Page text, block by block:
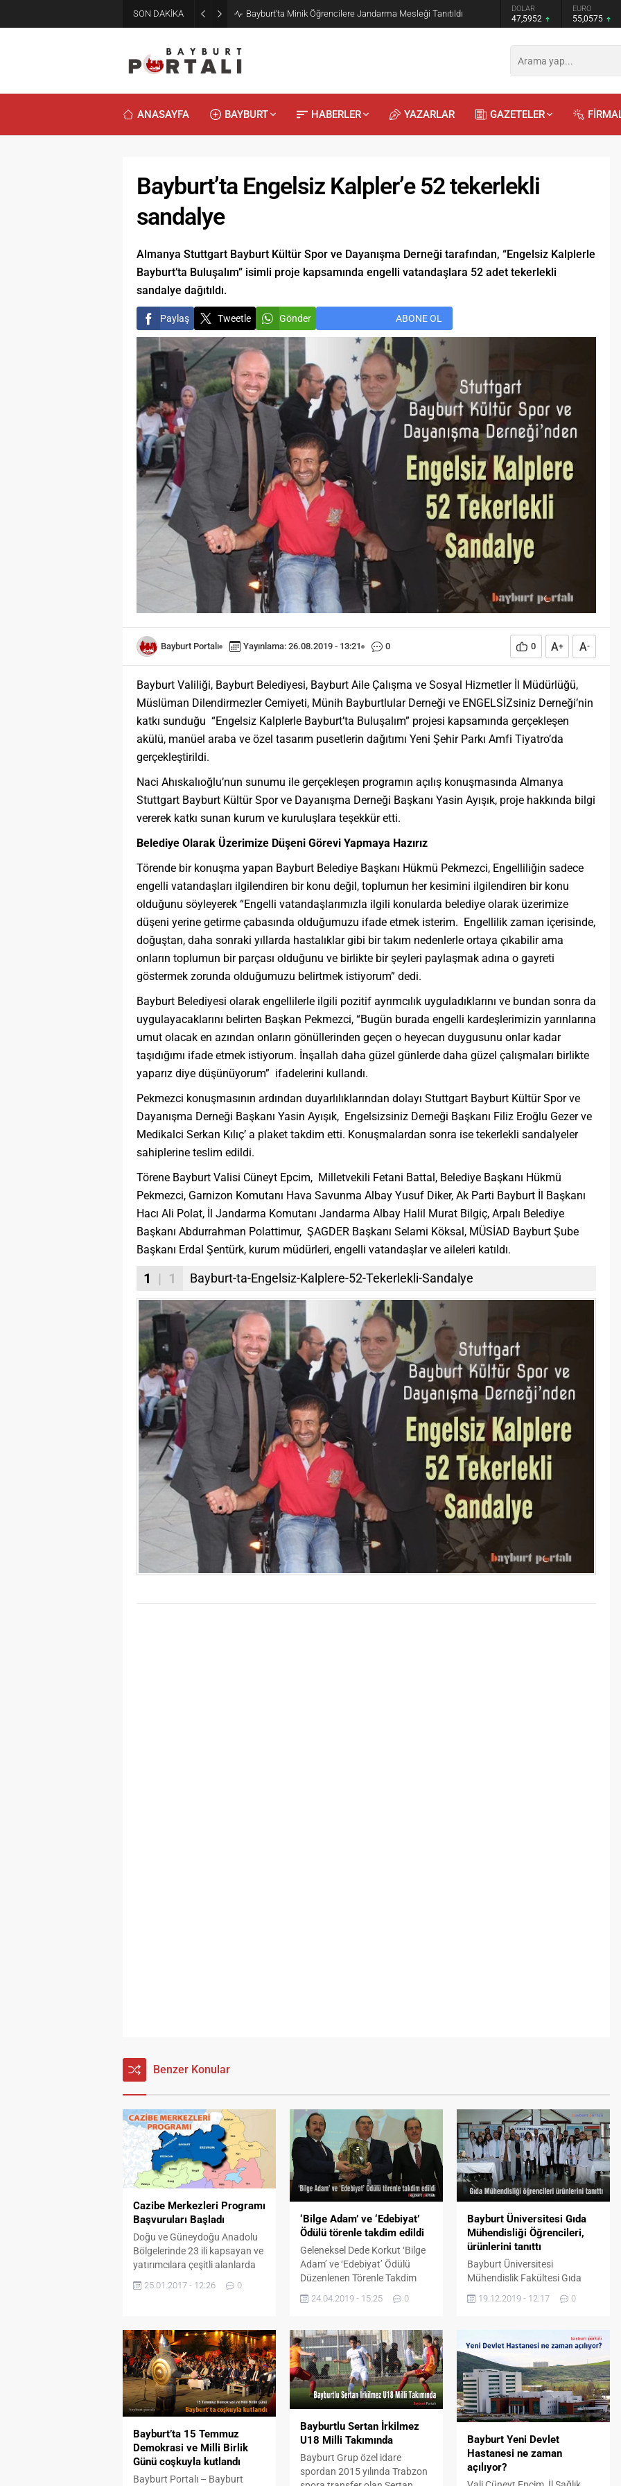
SON DAKİKA Bayburt’ta Minik Öğrencilere Jandarma Mesleği TanıtıldıGRAM ALTIN
6.520,79
DOLAR
47,5952
EURO
55,0575
ANASAYFA BAYBURT HABERLER YAZARLAR GAZETELER
Bayburt’ta Engelsiz Kalpler’e 52 tekerlekli
sandalye
Almanya Stuttgart Bayburt Kültür Spor ve Dayanışma Derneği tarafından, “Engelsiz Kalplerle
Bayburt’ta Buluşalım” isimli proje kapsamında engelli vatandaşlara 52 adet tekerlekli
sandalye dağıtıldı.
Paylaş Tweetle Gönder ABONE OL
Bayburt Portalı Yayınlama: 26.08.2019 - 13:21 0 0 A+ A-
Bayburt Valiliği, Bayburt Belediyesi, Bayburt Aile Çalışma ve Sosyal Hizmetler İl Müdürlüğü,
Müslüman Dilendirmezler Cemiyeti, Münih Bayburtlular Derneği ve ENGELSİZsiniz Derneği’nin
katkı sunduğu “Engelsiz Kalplerle Bayburt’ta Buluşalım” projesi kapsamında gerçekleşen
akülü, manüel araba ve özel tasarım pusetlerin dağıtımı Yeni Şehir Parkı Amfi Tiyatro’da
gerçekleştirildi.
Naci Ahıskalıoğlu’nun sunumu ile gerçekleşen programın açılış konuşmasında Almanya
Stuttgart Bayburt Kültür Spor ve Dayanışma Derneği Başkanı Yasin Ayışık, proje hakkında bilgi
vererek katkı sunan kurum ve kuruluşlara teşekkür etti.
Belediye Olarak Üzerimize Düşeni Görevi Yapmaya Hazırız
Törende bir konuşma yapan Bayburt Belediye Başkanı Hükmü Pekmezci, Engelliliğin sadece
engelli vatandaşları ilgilendiren bir konu değil, toplumun her kesimini ilgilendiren bir konu
olduğunu söyleyerek “Engelli vatandaşlarımızla ilgili konularda belediye olarak üzerimize
düşeni yerine getirme çabasında olduğumuzu ifade etmek isterim. Engellilik zaman içerisinde,
doğuştan, daha sonraki yıllarda hastalıklar gibi bir takım nedenlerle ortaya çıkabilir ama
onların toplumun bir parçası olduğunu ve birlikte bir şeyleri paylaşmak adına o gayreti
göstermek zorunda olduğumuzu belirtmek istiyorum” dedi.
Bayburt Belediyesi olarak engellilerle ilgili pozitif ayrımcılık uyguladıklarını ve bundan sonra da
uygulayacaklarını belirten Başkan Pekmezci, “Bugün burada engelli kardeşlerimizin yarınlarına
umut olacak en azından onların gönüllerinden geçen o heyecan duygusunu onlar kadar
taşıdığımı ifade etmek istiyorum. İnşallah daha güzel günlerde daha güzel çalışmaları birlikte
yaparız diye düşünüyorum” ifadelerini kullandı.
Pekmezci konuşmasının ardından duyarlılıklarından dolayı Stuttgart Bayburt Kültür Spor ve
Dayanışma Derneği Başkanı Yasin Ayışık, Engelsizsiniz Derneği Başkanı Filiz Eroğlu Gezer ve
Medikalci Serkan Kılıç’ a plaket takdim etti. Konuşmalardan sonra ise tekerlekli sandalyeler
sahiplerine teslim edildi.
Törene Bayburt Valisi Cüneyt Epcim, Milletvekili Fetani Battal, Belediye Başkanı Hükmü
Pekmezci, Garnizon Komutanı Hava Savunma Albay Yusuf Diker, Ak Parti Bayburt İl Başkanı
Hacı Ali Polat, İl Jandarma Komutanı Jandarma Albay Halil Murat Bilgiç, Arpalı Belediye
Başkanı Abdurrahman Polattimur, ŞAGDER Başkanı Selami Köksal, MÜSİAD Bayburt Şube
Başkanı Erdal Şentürk, kurum müdürleri, engelli vatandaşlar ve aileleri katıldı.
1 | 1 Bayburt-ta-Engelsiz-Kalplere-52-Tekerlekli-Sandalye
Benzer Konular
Cazibe Merkezleri Programı
Başvuruları Başladı
Doğu ve Güneydoğu Anadolu
Bölgelerinde 23 ili kapsayan ve
yatırımcılara çeşitli alanlarda
ve sektörlerde uzun vadeli
destekler sağlanacak. işte
25.01.2017 - 12:26 0
‘Bilge Adam’ ve ‘Edebiyat’
Ödülü törenle takdim edildi
Geleneksel Dede Korkut ‘Bilge
Adam’ ve ‘Edebiyat’ Ödülü
Düzenlenen Törenle Takdim
Korkut Bilim, Kültür, Sanat ve
Ödülü Kamu Başdenetçisi
Şeref Malkoç’a, ‘Edebiyat’
Ödülü ise Hayati İnanç’a
takdim edildi. ‘Bilge Adam’
Ödülünü ve Beratını Vali Ali
Hamza Pehlivan ile Rektör
24.04.2019 - 15:25 0
Bayburt Üniversitesi Gıda
Mühendisliği Öğrencileri,
ürünlerini tanıttı
Bayburt Üniversitesi
Mühendislik Fakültesi Gıda
dördüncü sınıf öğrencileri,
kapsamında geliştirdikleri yeni
ürünlerin tanıtımını “8. Yürge
Pazari Etkinliği”nde yaptı. Bir
Gıda Mühendisinin AR-GE
biriminde çalışırken hangi
bilgilere sahip olması gerektiği
düşünülerek, o doğrultuda
sağlanması amacıyla
düzenlenen etkinlik
programına akademisyen ve
19.12.2019 - 12:17 0
Bayburt’ta 15 Temmuz
Demokrasi ve Milli Birlik
Günü coşkuyla kutlandı
Bayburt Portalı – Bayburt
Bayburtlu Sertan İrkilmez
U18 Milli Takımında
Bayburt Grup özel idare
spordan 2015 yılında Trabzon
Bayburt Yeni Devlet
Hastanesi ne zaman
açılıyor?
29.04.2026 - 12:23
hayati öneme sahip bir olgu
olarak tarih boyunca konu olmuş
temel bir insan işlevidir.
Öğrenme eğitim bilimcilerce
kişinin çevresi ile etkileşimi
sonucunda meydana gelen kalıcı
izli bilişsel, duyuşsal ve
davranışsal...